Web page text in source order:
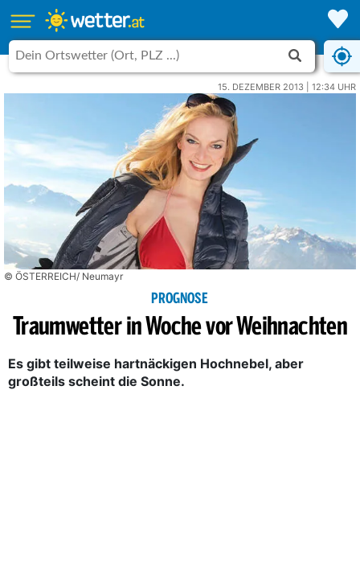
15. DEZEMBER 2013 | 12:34 UHR
© ÖSTERREICH/ Neumayr
PROGNOSE
Traumwetter in Woche vor Weihnachten
Es gibt teilweise hartnäckigen Hochnebel, aber
großteils scheint die Sonne.